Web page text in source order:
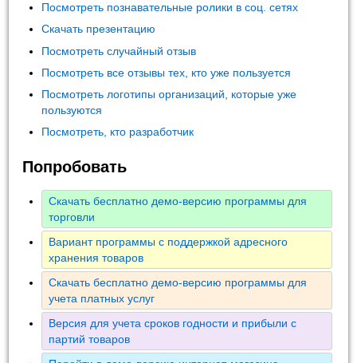
Посмотреть познавательные ролики в соц. сетях
Скачать презентацию
Посмотреть случайный отзыв
Посмотреть все отзывы тех, кто уже пользуется
Посмотреть логотипы организаций, которые уже
пользуются
Посмотреть, кто разработчик
Попробовать
Скачать бесплатно демо-версию программы для
торговли
Вариант программы с поддержкой адресного
хранения товаров
Скачать бесплатно демо-версию программы для
учета платных услуг
Версия для учета сроков годности и прибыли с
партий товаров